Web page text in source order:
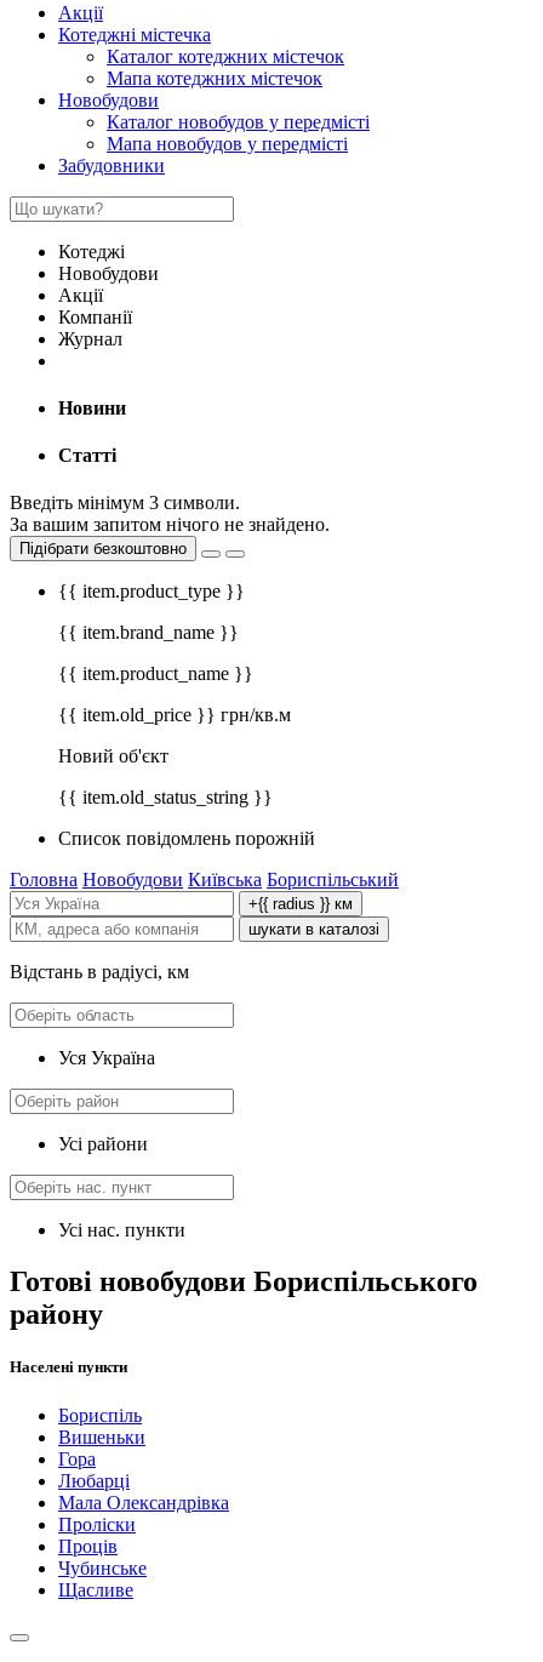
Акції
Котеджні містечка
Каталог котеджних містечок
Мапа котеджних містечок
Новобудови
Каталог новобудов у передмісті
Мапа новобудов у передмісті
Забудовники
Котеджі
Новобудови
Акції
Компанії
Журнал
Новини
Статті
Введіть мінімум 3 символи.
За вашим запитом нічого не знайдено.
Підібрати безкоштовно
{{ item.product_type }}
{{ item.brand_name }}
{{ item.product_name }}
{{ item.old_price }} грн/кв.м
Новий об'єкт
{{ item.old_status_string }}
Список повідомлень порожній
Головна Новобудови Київська Бориспільський
+{{ radius }} км
шукати в каталозі
Відстань в радіусі, км
Уся Україна
Усі райони
Усі нас. пункти
Готові новобудови Бориспільського
району
Населені пункти
Бориспіль
Вишеньки
Гора
Любарці
Мала Олександрівка
Проліски
Проців
Чубинське
Щасливе